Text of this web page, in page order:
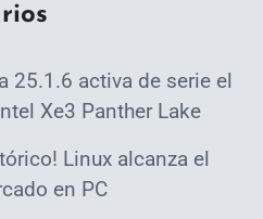
25.1.6 activa de serie el
Xe3 Panther Lake
Linux alcanza el
en PC